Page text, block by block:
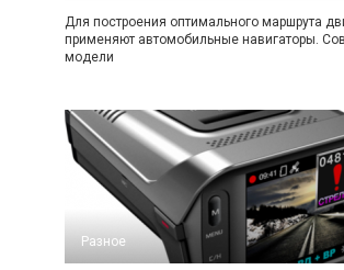
Для построения оптимального маршрута
применяют автомобильные навигаторы.
модели
Разное